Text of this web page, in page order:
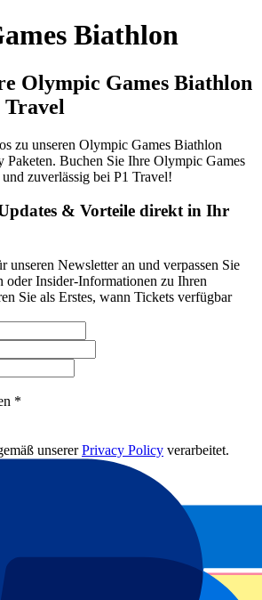
Biathlon
Olympic Games Biathlon
Travel
zu unseren Olympic Games Biathlon
Paketen. Buchen Sie Ihre Olympic Games
zuverlässig bei P1 Travel!
& Vorteile direkt in Ihr
unseren Newsletter an und verpassen Sie
oder Insider-Informationen zu Ihren
Sie als Erstes, wann Tickets verfügbar
*
unsererPrivacy Policy verarbeitet.